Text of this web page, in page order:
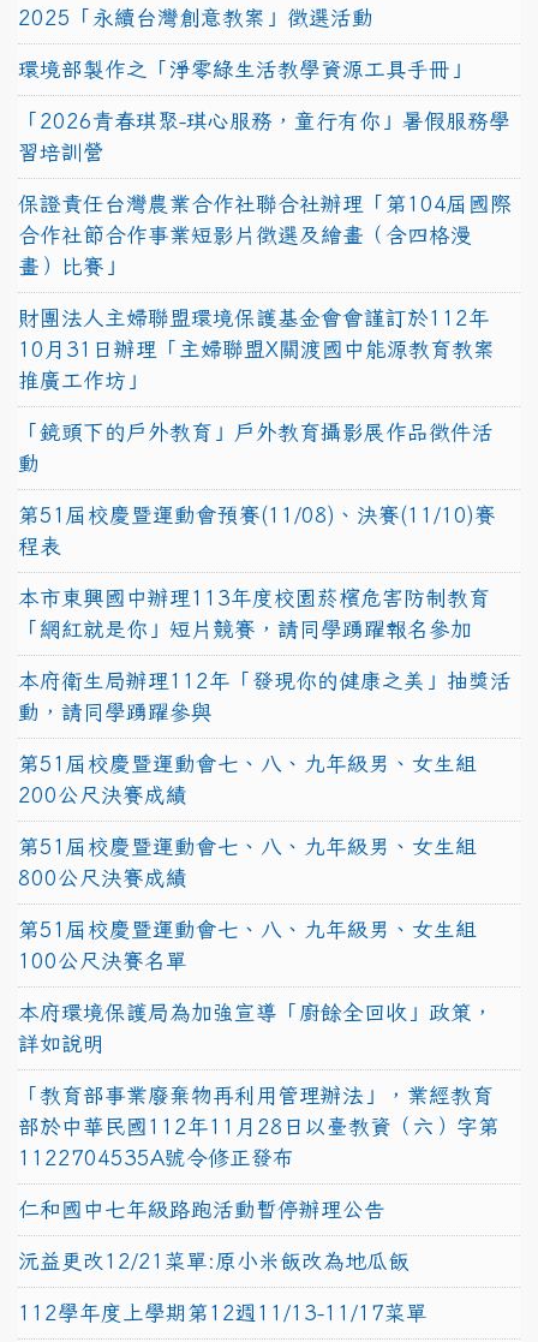
2025「永續台灣創意教案」徵選活動
環境部製作之「淨零綠生活教學資源工具手冊」
「2026青春琪聚-琪心服務，童行有你」暑假服務學
習培訓營
保證責任台灣農業合作社聯合社辦理「第104屆國際
合作社節合作事業短影片徵選及繪畫（含四格漫
畫）比賽」
財團法人主婦聯盟環境保護基金會會謹訂於112年
10月31日辦理「主婦聯盟X關渡國中能源教育教案
推廣工作坊」
「鏡頭下的戶外教育」戶外教育攝影展作品徵件活
動
第51屆校慶暨運動會預賽(11/08)、決賽(11/10)賽
程表
本市東興國中辦理113年度校園菸檳危害防制教育
「網紅就是你」短片競賽，請同學踴躍報名參加
本府衛生局辦理112年「發現你的健康之美」抽獎活
動，請同學踴躍參與
第51屆校慶暨運動會七、八、九年級男、女生組
200公尺決賽成績
第51屆校慶暨運動會七、八、九年級男、女生組
800公尺決賽成績
第51屆校慶暨運動會七、八、九年級男、女生組
100公尺決賽名單
本府環境保護局為加強宣導「廚餘全回收」政策，
詳如說明
「教育部事業廢棄物再利用管理辦法」，業經教育
部於中華民國112年11月28日以臺教資（六）字第
1122704535A號令修正發布
仁和國中七年級路跑活動暫停辦理公告
沅益更改12/21菜單:原小米飯改為地瓜飯
112學年度上學期第12週11/13-11/17菜單